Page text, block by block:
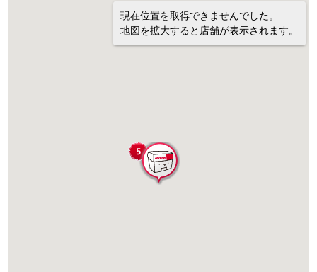
現在位置を取得できませんでした。
地図を拡大すると店舗が表示されます。